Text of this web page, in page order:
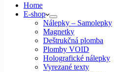
Home
E-shop
Nálepky – Samolepky
Magnetky
Deštrukčná plomba
Plomby VOID
Holografické nálepky
Vyrezané texty